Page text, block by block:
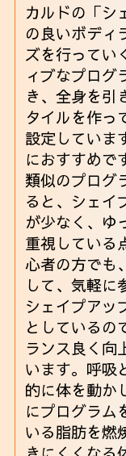
カルドの「シ
の良いボディ
ズを行ってい
ィブなプログ
き、全身を引
タイルを作っ
設定していま
におすすめで
類似のプログ
ると、シェイ
が少なく、ゆ
重視している
心者の方でも
して、気軽に
シェイプアッ
としているの
ランス良く向
います。呼吸
的に体を動か
にプログラム
いる脂肪を燃